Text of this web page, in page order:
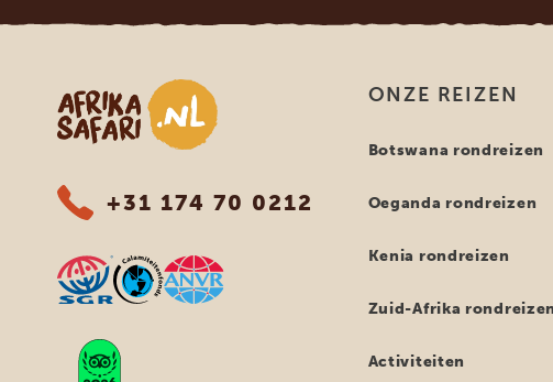
Afrika safari
+31 174 70 0212
ONZE REIZEN
Botswana rondreizen
Oeganda rondreizen
Kenia rondreizen
Zuid-Afrika rondreizen
Activiteiten